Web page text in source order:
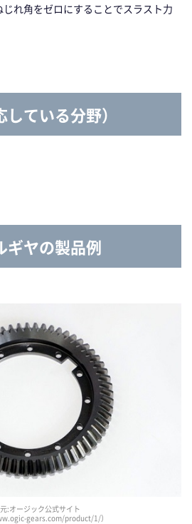
れ角をゼロにすることでスラスト力
ている分野）
ギヤの製品例
:オージック公式サイト
gears.com/product/1/）